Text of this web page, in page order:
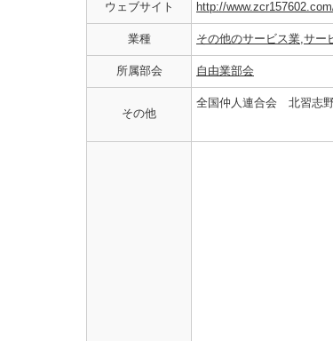
ウェブサイト http://
業種 その他のサービス業,サー
所属部会 自由業部会
その他
全国仲人連合会 北習志